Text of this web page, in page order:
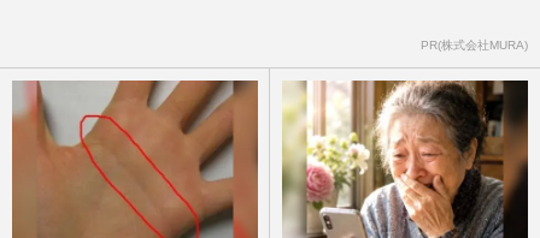
PR(株式会社MURA)